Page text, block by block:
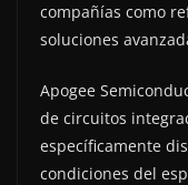
compañías como
soluciones
Apogee
de circuitos
específicamente
condiciones del